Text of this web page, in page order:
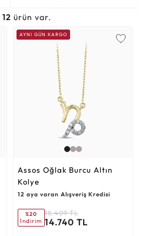
12 ürün var.
AYNI GÜN KARGO
Assos Oğlak Burcu Altın
Kolye
12 aya varan Alışveriş Kredisi
%20
İndirim
18.409 TL
14.740 TL